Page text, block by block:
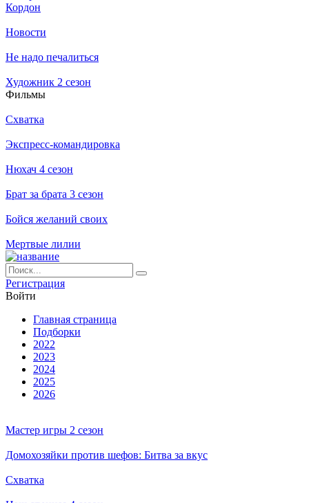
Кордон
Новости
Не надо печалиться
Художник 2 сезон
Филь­мы
Схватка
Экспресс-командировка
Нюхач 4 сезон
Брат за брата 3 сезон
Бойся желаний своих
Мертвые лилии
Ре­ги­ст­ра­ция
Вой­ти
Глав­ная стра­ни­ца
Подборки
2022
2023
2024
2025
2026
Мастер игры 2 сезон
Домохозяйки против шефов: Битва за вкус
Схватка